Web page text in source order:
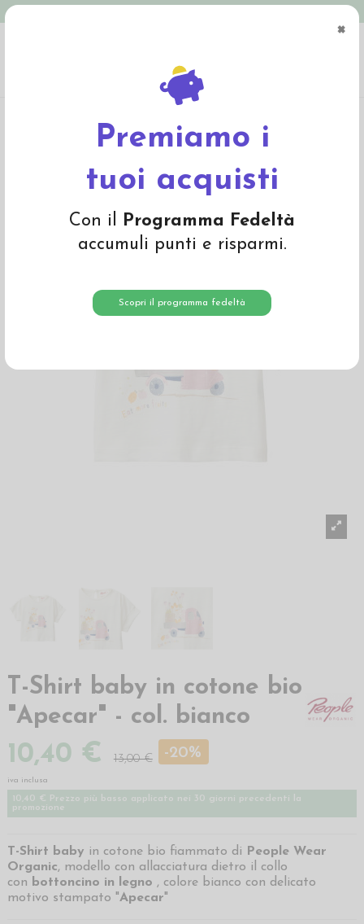
×
Premiamo i
tuoi acquisti
Con il Programma Fedeltà
accumuli punti e risparmi.
Scopri il programma fedeltà
cotone bio "Apecar" - col. bianco
T-Shirt baby in cotone bio
"Apecar" - col. bianco
10,40 € 13,00 € -20%
iva inclusa
10,40 € Prezzo più basso applicato nei 30 giorni precedenti la
promozione
T-Shirt baby in cotone bio fiammato di People Wear
Organic, modello con allacciatura dietro il collo
con bottoncino in legno , colore bianco con delicato
motivo stampato "Apecar"